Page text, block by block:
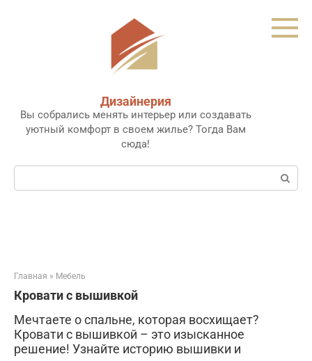
Дизайнерия
Вы собрались менять интерьер или создавать
уютный комфорт в своем жилье? Тогда Вам
сюда!
Поиск:
Главная » Мебель
Кровати с вышивкой
Мечтаете о спальне, которая восхищает?
Кровати с вышивкой – это изысканное
решение! Узнайте историю вышивки и